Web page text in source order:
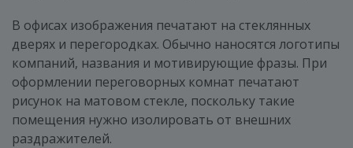
В офисах изображения печатают на стеклянных
дверях и перегородках. Обычно наносятся логотипы
компаний, названия и мотивирующие фразы. При
оформлении переговорных комнат печатают
рисунок на матовом стекле, поскольку такие
помещения нужно изолировать от внешних
раздражителей.